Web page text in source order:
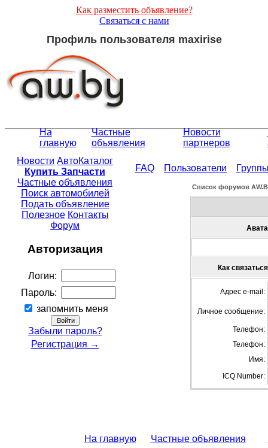
Как разместить объявление?
Связаться с нами
Профиль пользователя maxirise
На
главную
Частные
объявления
Новости
партнеров
Новости АвтоКаталог
Купить Запчасти
Частные объявления
Поиск автомобилей
Подать объявление
Полезное Контакты
Форум
Авторизация
Логин:
Пароль:
запомнить меня
Забыли пароль?
Регистрация →
FAQ Пользователи
Список форумов
Как
Адрес e-mail:
Личное сообщение:
Телефон:
Телефон:
Имя:
ICQ Number:
На главную Частные объявления